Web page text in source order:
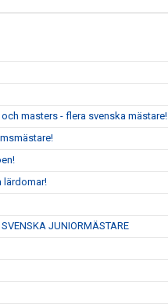
masters - flera svenska mästare!
lärdomar!
JUNIORMÄSTARE